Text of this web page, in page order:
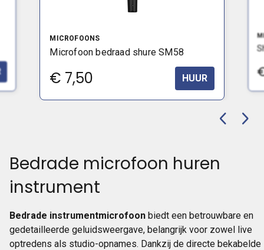
MICROFOONS
Microfoon bedraad shure SM58
€ 7,50 HUUR
Bedrade microfoon huren
instrument
Bedrade instrumentmicrofoon biedt een betrouwbare en
gedetailleerde geluidsweergave, belangrijk voor zowel live
optredens als studio-opnames. Dankzij de directe bekabelde